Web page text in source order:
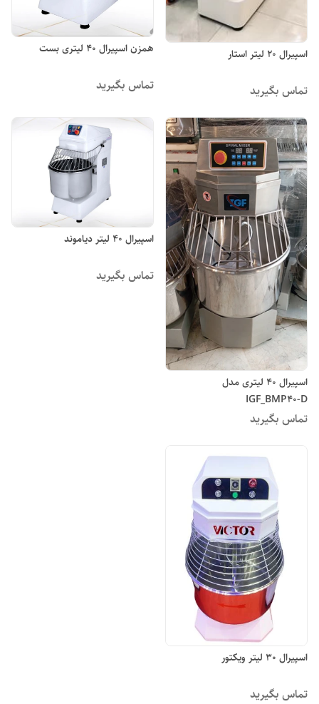
اسپیرال ۲۰ لیتر استار
تماس بگیرید
همزن اسپیرال ۴۰ لیتری بست
تماس بگیرید
اسپیرال ۴۰ لیتری مدل
IGF_BMP40-D
تماس بگیرید
اسپیرال ۴۰ لیتر دیاموند
تماس بگیرید
اسپیرال ۳۰ لیتر ویکتور
تماس بگیرید